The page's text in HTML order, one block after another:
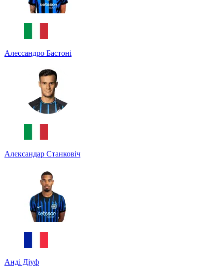
Алессандро Бастоні
Алєксандар Станковіч
Анді Діуф